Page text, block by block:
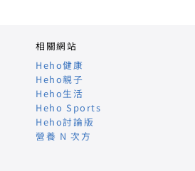
相關網站
Heho健康
Heho親子
Heho生活
Heho Sports
Heho討論版
營養 N 次方